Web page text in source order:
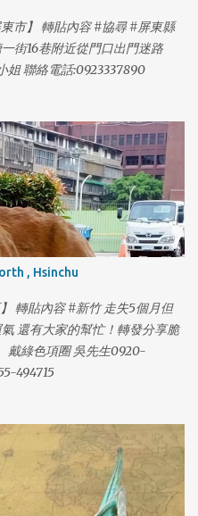
市】 轉貼內容 #協尋 #屏東縣
街16巷附近從門口出門迷路
姐 聯絡電話:0923337890
, Hsinchu
轉貼內容 #新竹 走失5個月但
還有大家的幫忙！轉發分享脆
戴綠色項圈 吳先生0920-
494715